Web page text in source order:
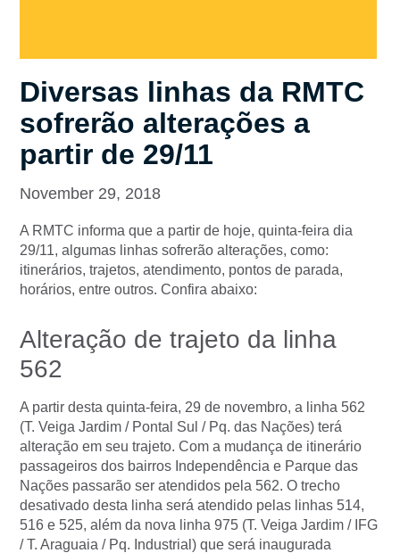
Diversas linhas da RMTC
sofrerão alterações a
partir de 29/11
November 29, 2018
A RMTC informa que a partir de hoje, quinta-feira dia
29/11, algumas linhas sofrerão alterações, como:
itinerários, trajetos, atendimento, pontos de parada,
horários, entre outros. Confira abaixo:
Alteração de trajeto da linha
562
A partir desta quinta-feira, 29 de novembro, a linha 562
(T. Veiga Jardim / Pontal Sul / Pq. das Nações) terá
alteração em seu trajeto. Com a mudança de itinerário
passageiros dos bairros Independência e Parque das
Nações passarão ser atendidos pela 562. O trecho
desativado desta linha será atendido pelas linhas 514,
516 e 525, além da nova linha 975 (T. Veiga Jardim / IFG
/ T. Araguaia / Pq. Industrial) que será inaugurada